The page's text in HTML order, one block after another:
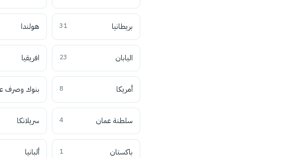
بريطانيا 31 هولندا
اليابان 23 افريقيا
أمريكا 8 بنوك وصرف
سلطنة عمان 4 سريلانكا
باكستان 1 ألبانيا